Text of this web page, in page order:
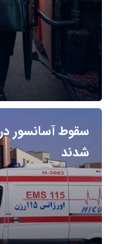
شدند